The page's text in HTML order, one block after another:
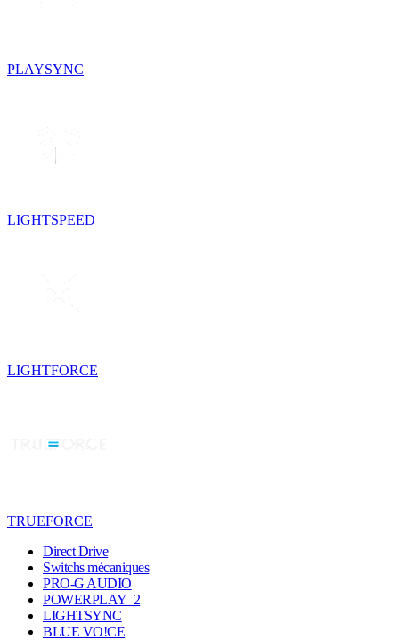
PLAYSYNC
LIGHTSPEED
LIGHTFORCE
TRUEFORCE
Direct Drive
Switchs mécaniques
PRO-G AUDIO
POWERPLAY 2
LIGHTSYNC
BLUE VO!CE